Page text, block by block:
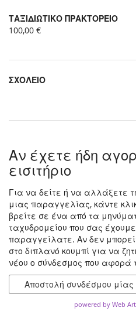
ΤΑΞΙΔΙΩΤΙΚΟ ΠΡΑΚΤΟΡΕΙΟ
100,00 €
ΣΧΟΛΕΙΟ
Αν έχετε ήδη
εισιτήριο
Για να δείτε ή να αλλάξετε
μιας παραγγελίας, κάντε
βρείτε σε ένα από τα
ταχυδρομείου που σας
παραγγείλατε. Αν δεν
στο διπλανό κουμπί για να
νέου ο σύνδεσμος που αφορά
Αποστολή συνδέσμου
powered by Web